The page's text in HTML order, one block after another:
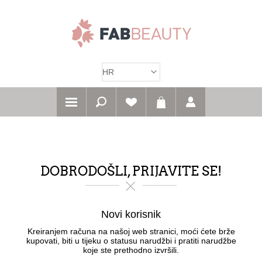
DOBRODOŠLI, PRIJAVITE SE!
Novi korisnik
Kreiranjem računa na našoj web stranici, moći ćete brže
kupovati, biti u tijeku o statusu narudžbi i pratiti narudžbe
koje ste prethodno izvršili.